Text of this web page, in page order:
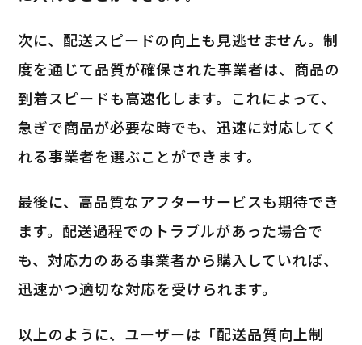
次に、配送スピードの向上も見逃せません。制
度を通じて品質が確保された事業者は、商品の
到着スピードも高速化します。これによって、
急ぎで商品が必要な時でも、迅速に対応してく
れる事業者を選ぶことができます。
最後に、高品質なアフターサービスも期待でき
ます。配送過程でのトラブルがあった場合で
も、対応力のある事業者から購入していれば、
迅速かつ適切な対応を受けられます。
以上のように、ユーザーは「配送品質向上制